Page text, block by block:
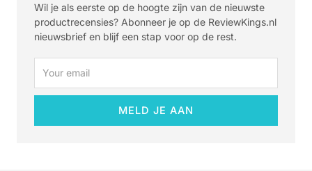
Wil je als eerste op de hoogte zijn van de nieuwste
productrecensies? Abonneer je op de ReviewKings.nl
nieuwsbrief en blijf een stap voor op de rest.
MELD JE AAN